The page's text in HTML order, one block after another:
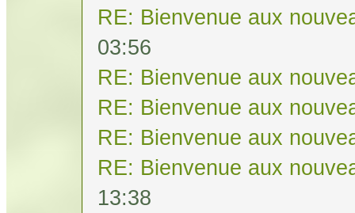
RE: Bienvenue aux
03:56
RE: Bienvenue aux
RE: Bienvenue aux
RE: Bienvenue aux
RE: Bienvenue aux
13:38